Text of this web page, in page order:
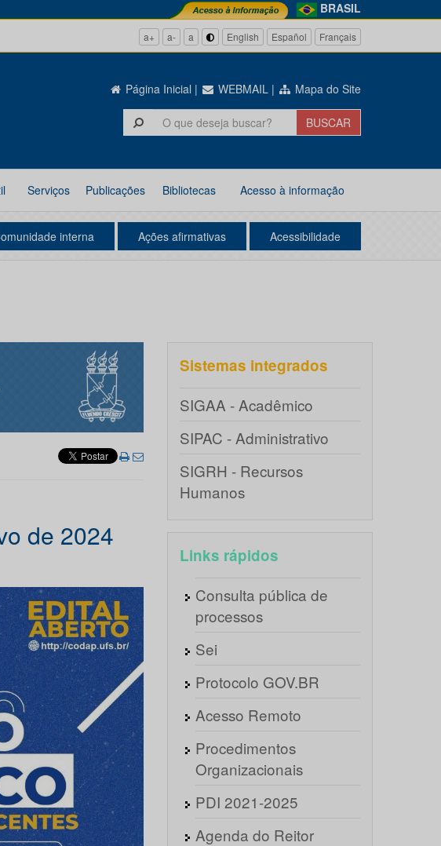
BRASIL
a+ a- a English Español Français
Página Inicial | WEBMAIL | Mapa do Site
Serviços Publicações Bibliotecas Acesso à informação
interna Ações afirmativas Acessibilidade
de 2024
Sistemas integrados
SIGAA - Acadêmico
SIPAC - Administrativo
SIGRH - Recursos
Humanos
Links rápidos
Consulta pública de
processos
Sei
Protocolo GOV.BR
Acesso Remoto
Procedimentos
Organizacionais
PDI 2021-2025
Agenda do Reitor